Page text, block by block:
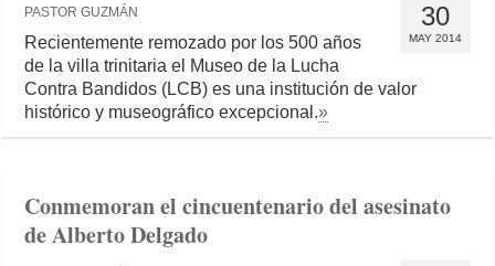
30
MAY 2014
PASTOR GUZMÁN
Recientemente remozado por los 500 años
de la villa trinitaria el Museo de la Lucha
Contra Bandidos (LCB) es una institución de valor
histórico y museográfico excepcional.»
Conmemoran el cincuentenario del asesinato
de Alberto Delgado